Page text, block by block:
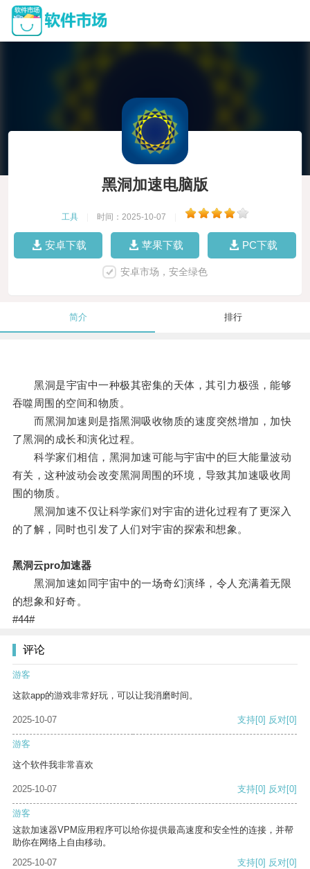
黑洞加速电脑版
工具 时间：2025-10-07
安卓下载 苹果下载 PC下载
安卓市场，安全绿色
简介 排行
黑洞是宇宙中一种极其密集的天体，其引力极强，能够
吞噬周围的空间和物质。
而黑洞加速则是指黑洞吸收物质的速度突然增加，加快
了黑洞的成长和演化过程。
科学家们相信，黑洞加速可能与宇宙中的巨大能量波动
有关，这种波动会改变黑洞周围的环境，导致其加速吸收周
围的物质。
黑洞加速不仅让科学家们对宇宙的进化过程有了更深入
的了解，同时也引发了人们对宇宙的探索和想象。
黑洞云pro加速器
黑洞加速如同宇宙中的一场奇幻演绎，令人充满着无限
的想象和好奇。
#44#
评论
游客
这款app的游戏非常好玩，可以让我消磨时间。
2025-10-07 支持[0] 反对[0]
游客
这个软件我非常喜欢
2025-10-07 支持[0] 反对[0]
游客
这款加速器VPM应用程序可以给你提供最高速度和安全性的连接，并帮
助你在网络上自由移动。
2025-10-07
支持[0] 反对[0]